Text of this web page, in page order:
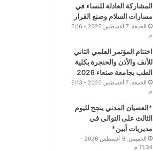
المشاركة العادلة للنساء في
مسارات السلام وصنع القرار
الجمعة, 7 أغسطس 2026 - 6:16
م
اختتام المؤتمر العلمي الثاني
للأنف والأذن والحنجرة بكلية
الطب بجامعة صنعاء 2026
الجمعة, 7 أغسطس 2026 - 6:13
م
*العصيان المدني ينجح لليوم
الثالث على التوالي في
مديريات أبين*
الخميس, 6 أغسطس 2026 -
11:34 م